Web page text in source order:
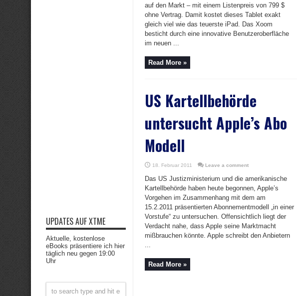
auf den Markt – mit einem Listenpreis von 799 $
ohne Vertrag. Damit kostet dieses Tablet exakt
gleich viel wie das teuerste iPad. Das Xoom
besticht durch eine innovative Benutzeroberfläche
im neuen ...
Read More »
US Kartellbehörde
untersucht Apple’s Abo
Modell
18. Februar 2011 Leave a comment
Das US Justizministerium und die amerikanische
Kartellbehörde haben heute begonnen, Apple’s
Vorgehen im Zusammenhang mit dem am
15.2.2011 präsentierten Abonnementmodell „in einer
Vorstufe“ zu untersuchen. Offensichtlich liegt der
Verdacht nahe, dass Apple seine Marktmacht
mißbrauchen könnte. Apple schreibt den Anbietern
...
Read More »
UPDATES AUF XTME
Aktuelle, kostenlose
eBooks präsentiere ich hier
täglich neu gegen 19:00
Uhr